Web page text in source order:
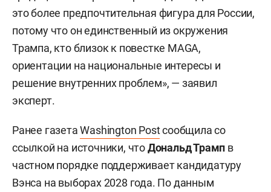
это более предпочтительная фигура для России,
потому что он единственный из окружения
Трампа, кто близок к повестке MAGA,
ориентации на национальные интересы и
решение внутренних проблем», — заявил
эксперт.
Ранее газетаWashington Postсообщила со
ссылкой на источники, чтоДональд Трамп в
частном порядке поддерживает кандидатуру
Вэнса на выборах 2028 года. По данным